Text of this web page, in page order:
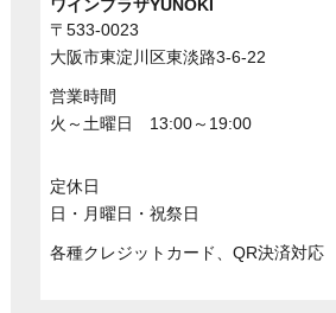
ワインプラザYUNOKI
〒533-0023
大阪市東淀川区東淡路3-6-22
営業時間
火～土曜日 13:00～19:00
定休日
日・月曜日・祝祭日
各種クレジットカード、QR決済対応